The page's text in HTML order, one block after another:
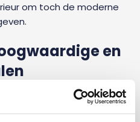
om toch de moderne
en
natuurlijk een
van mensen die